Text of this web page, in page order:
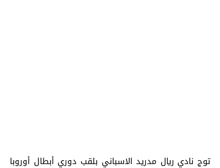
توج نادي ريال مدريد الاسباني بلقب دوري أبطال أوروبا